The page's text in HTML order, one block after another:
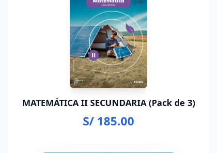
MATEMÁTICA II SECUNDARIA (Pack de 3)
S/ 185.00